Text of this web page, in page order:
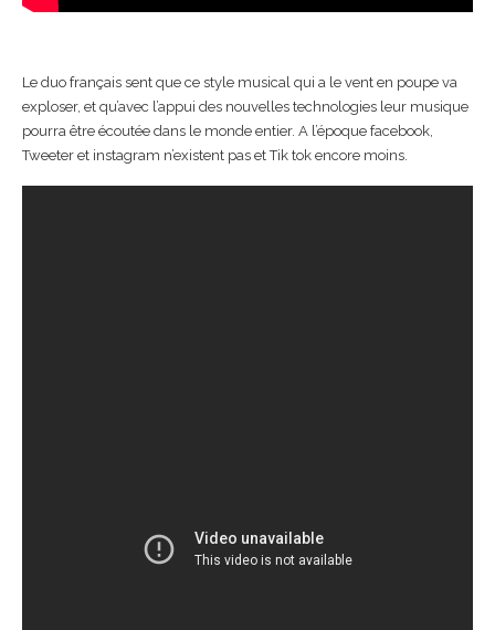
Le duo français sent que ce style musical qui a le vent en poupe va
exploser, et qu’avec l’appui des nouvelles technologies leur musique
pourra être écoutée dans le monde entier. A l’époque facebook,
Tweeter et instagram n’existent pas et Tik tok encore moins.